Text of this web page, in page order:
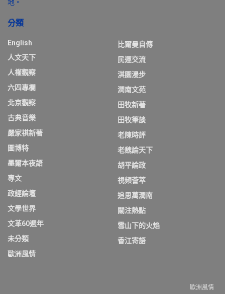
地。
分類
English
人文天下
人權觀察
六四專欄
北京觀察
古典音樂
嚴家祺新著
圖博特
墨爾本夜語
專文
政經論壇
文學世界
文革60週年
未分類
歐洲風情
比爾曼自傳
民運交流
淇園漫步
潤南文苑
田牧新著
田牧筆談
老陳時評
老魏論天下
胡平論政
視頻薈萃
追思萬潤南
關注熱點
雪山下的火焰
香江寄語
歐洲風情